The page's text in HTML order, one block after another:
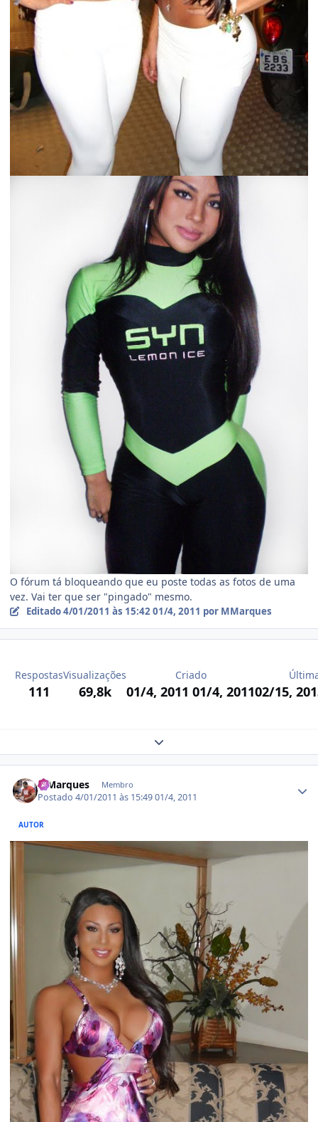
O fórum tá bloqueando que eu poste todas as fotos de uma
vez. Vai ter que ser "pingado" mesmo.
Editado4/01/2011 às 15:4201/4, 2011 por MMarques
Respostas
111
Visualizações
69,8k
Criado
01/4, 2011 01/4, 201102/15,
Expand topic overview
MMarques Membro
Postado4/01/2011 às 15:4901/4, 2011
AUTOR